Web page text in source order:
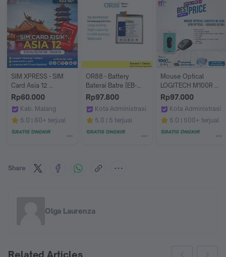
SIM XPRESS - SIM
Card Asia 12
Indonesia,
Singapura, Korea
Selatan, China, Hong
Kong, Malaysia,
Macao, Taiwan,
3 - 30 Hari | Kartu
Rp60.000
Kab. Malang
SIM XPRESS
5.0 60+ terjual
OR88 - Battery
Baterai Batre [EB-
BG998ABY]
Compatible With
Samsung S21 Ultra
Rp97.800
Kota Administrasi Jakarta Barat
OR88 shop
5.0 5 terjual
Mouse Optical
LOGITECH M100R
USB - Garansi Resmi
Rp97.000
Kota Administrasi
Multifungsi Online
5.0 500+ terjual
Share
Olga Laurenza
Related Articles